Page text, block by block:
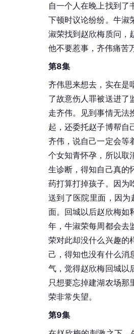
自一个人在晚上找到了
下顿时议论纷纷。牛淑
淑荣找到赵欣梅质问，
他不要惹事，齐伟痛苦
第8集
齐伟思来想去，实在是
了故意伤人罪被送进了
走齐伟。见到事情无法
起，还委托赵子博帮自
齐伟，说自己一定会等
个女知青怀孕，所以取
生诊断，得知自己真的
药打算打掉孩子。因为
送到了医院里面，因
面。回城以后赵欣梅如
年，牛淑荣每周都会去
荣对此却没什么兴趣的
己，得知也没有什么消
气，觉得赵欣梅回城以
只想要忘掉建湖农场那
荣非常失望。
第9集